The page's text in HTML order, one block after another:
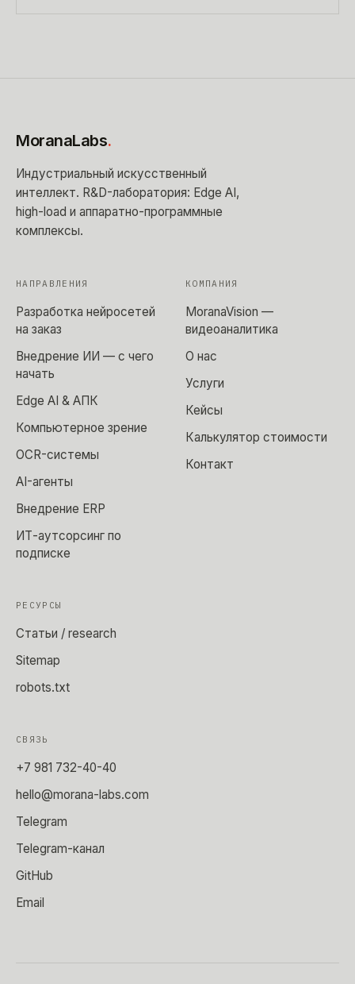
MoranaLabs.
Индустриальный искусственный
интеллект. R&D-лаборатория: Edge AI,
high-load и аппаратно-программные
комплексы.
НАПРАВЛЕНИЯ
Разработка нейросетей
на заказ
Внедрение ИИ — с чего
начать
Edge AI & АПК
Компьютерное зрение
OCR-системы
AI-агенты
Внедрение ERP
ИТ-аутсорсинг по
подписке
КОМПАНИЯ
MoranaVision —
видеоаналитика
О нас
Услуги
Кейсы
Калькулятор стоимости
Контакт
РЕСУРСЫ
Статьи / research
Sitemap
robots.txt
СВЯЗЬ
+7 981 732-40-40
hello@morana-labs.com
Telegram
Telegram-канал
GitHub
Email